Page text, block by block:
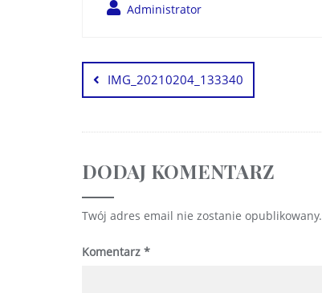
Administrator
IMG_20210204_133340
DODAJ KOMENTARZ
Twój adres email nie zostanie opublikowany.
Komentarz *